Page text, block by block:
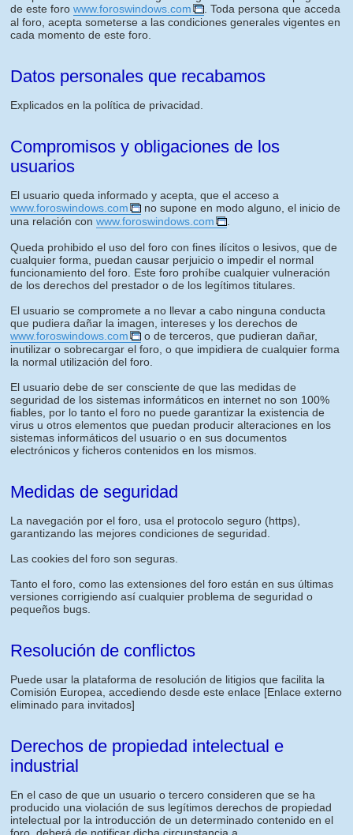
de este foro www.foroswindows.com
. Toda persona que acceda
al foro, acepta someterse a las condiciones generales vigentes en
cada momento de este foro.
Datos personales que recabamos
Explicados en la política de privacidad.
Compromisos y obligaciones de los
usuarios
El usuario queda informado y acepta, que el acceso a
www.foroswindows.com
no supone en modo alguno, el inicio de
una relación con www.foroswindows.com
Queda prohibido el uso del foro con fines ilícitos o lesivos, que de
cualquier forma, puedan causar perjuicio o impedir el normal
funcionamiento del foro. Este foro prohíbe cualquier vulneración
de los derechos del prestador o de los legítimos titulares.
El usuario se compromete a no llevar a cabo ninguna conducta
que pudiera dañar la imagen, intereses y los derechos de
www.foroswindows.com
o de terceros, que pudieran dañar,
inutilizar o sobrecargar el foro, o que impidiera de cualquier forma
la normal utilización del foro.
El usuario debe de ser consciente de que las medidas de
seguridad de los sistemas informáticos en internet no son 100%
fiables, por lo tanto el foro no puede garantizar la existencia de
virus u otros elementos que puedan producir alteraciones en los
sistemas informáticos del usuario o en sus documentos
electrónicos y ficheros contenidos en los mismos.
Medidas de seguridad
La navegación por el foro, usa el protocolo seguro (https),
garantizando las mejores condiciones de seguridad.
Las cookies del foro son seguras.
Tanto el foro, como las extensiones del foro están en sus últimas
versiones corrigiendo así cualquier problema de seguridad o
pequeños bugs.
Resolución de conflictos
Puede usar la plataforma de resolución de litigios que facilita la
Comisión Europea, accediendo desde este enlace [Enlace externo
eliminado para invitados]
Derechos de propiedad intelectual e
industrial
En el caso de que un usuario o tercero consideren que se ha
producido una violación de sus legítimos derechos de propiedad
intelectual por la introducción de un determinado contenido en el